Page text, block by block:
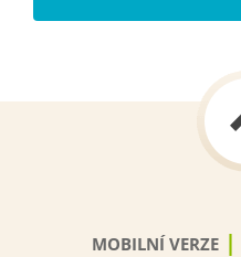
MOBILNÍ VERZE |